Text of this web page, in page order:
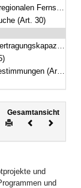
Rundfunkprogrammen (Art. 23–29)
(Art. 30)
(Art. 31–32)
(Art. 36–39)
Gesamtansicht
DruckenVorheriges
und
und